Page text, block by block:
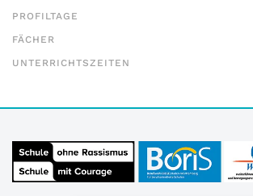
PROFILTAGE
FÄCHER
UNTERRICHTSZEITEN